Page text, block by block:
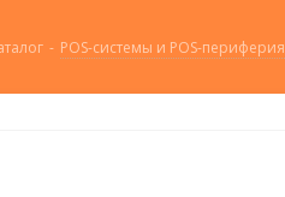
- POS-системы и POS-периферия